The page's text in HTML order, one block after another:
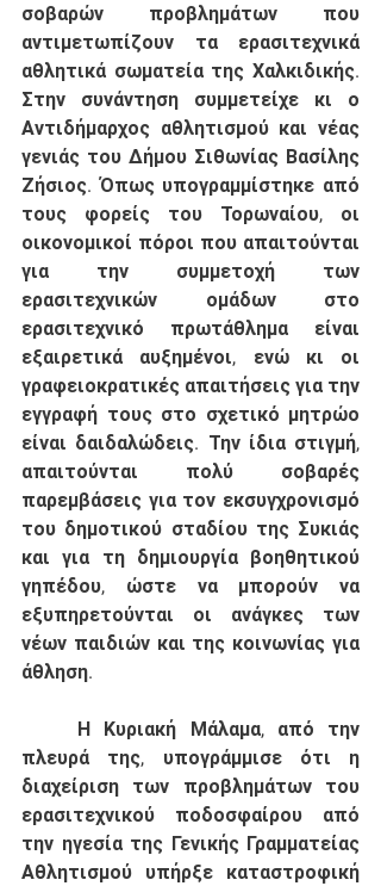
σοβαρών προβλημάτων που
αντιμετωπίζουν τα ερασιτεχνικά
αθλητικά σωματεία της Χαλκιδικής.
Στην συνάντηση συμμετείχε κι ο
Αντιδήμαρχος αθλητισμού και νέας
γενιάς του Δήμου Σιθωνίας Βασίλης
Ζήσιος. Όπως υπογραμμίστηκε από
τους φορείς του Τορωναίου, οι
οικονομικοί πόροι που απαιτούνται
για την συμμετοχή των
ερασιτεχνικών ομάδων στο
ερασιτεχνικό πρωτάθλημα είναι
εξαιρετικά αυξημένοι, ενώ κι οι
γραφειοκρατικές απαιτήσεις για την
εγγραφή τους στο σχετικό μητρώο
είναι δαιδαλώδεις. Την ίδια στιγμή,
απαιτούνται πολύ σοβαρές
παρεμβάσεις για τον εκσυγχρονισμό
του δημοτικού σταδίου της Συκιάς
και για τη δημιουργία βοηθητικού
γηπέδου, ώστε να μπορούν να
εξυπηρετούνται οι ανάγκες των
νέων παιδιών και της κοινωνίας για
άθληση.
πλευρά της, υπογράμμισε ότι η
διαχείριση των προβλημάτων του
ερασιτεχνικού ποδοσφαίρου από
την ηγεσία της Γενικής Γραμματείας
Αθλητισμού υπήρξε καταστροφική